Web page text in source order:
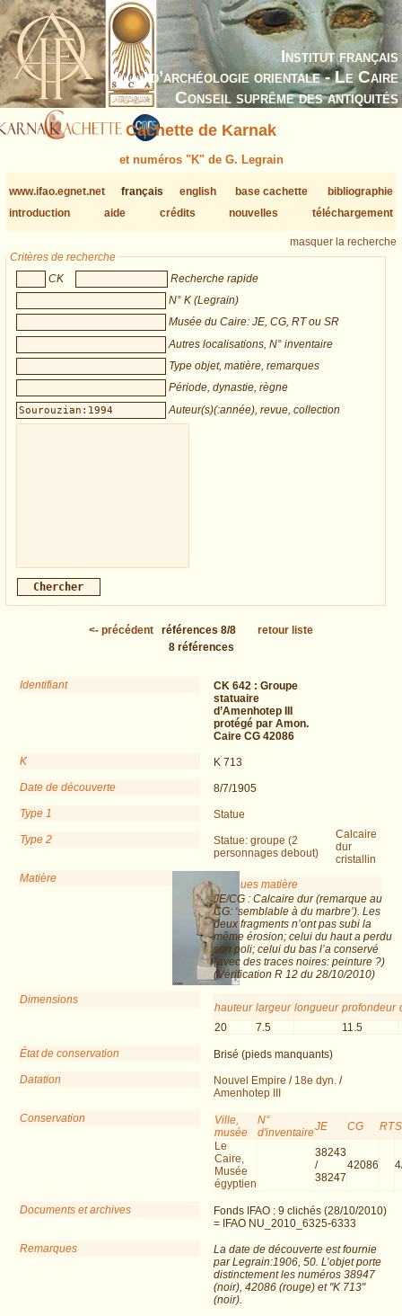
Institut français
d’archéologie orientale - Le Caire
Conseil suprême des antiquités
Cachette de Karnak
et numéros "K" de G. Legrain
www.ifao.egnet.net français english base cachette
bibliographie
introduction
aide crédits nouvelles téléchargement
masquer la recherche
Critères de recherche
CK
Recherche rapide
N° K (Legrain)
Musée du Caire: JE, CG, RT ou SR
Autres localisations, N° inventaire
Type objet, matière, remarques
Période, dynastie, règne
Auteur(s)(:année), revue, collection
<- précédent références 8/8
retour liste
8 références
Identifiant CK 642 : Groupe
statuaire
d’Amenhotep III
protégé par Amon.
Caire CG 42086
K
K 713
Date de découverte
8/7/1905
Type 1
Statue
Type 2
Statue: groupe (2
personnages debout)
Matière
Calcaire
dur
cristallin
Remarques matière
JE/CG : Calcaire dur (remarque au
CG: ‘semblable à du marbre’). Les
deux fragments n’ont pas subi la
même érosion; celui du haut a perdu
son poli; celui du bas l’a conservé
(avec des traces noires: peinture ?)
(Vérification R 12 du 28/10/2010)
Dimensions
hauteur largeur longueur profondeur
20
7.5 11.5
État de conservation
Brisé (pieds manquants)
Datation
Nouvel Empire / 18e dyn. /
Amenhotep III
Conservation
Ville,
musée
N°
d'inventaireJE CG RT
Le
Caire,
Musée
égyptien
38243
/
38247
42086
Documents et archives
Fonds IFAO : 9 clichés (28/10/2010)
= IFAO NU_2010_6325-6333
Remarques
La date de découverte est fournie
par Legrain:1906, 50. L’objet porte
distinctement les numéros 38947
(noir), 42086 (rouge) et "K 713"
(noir).